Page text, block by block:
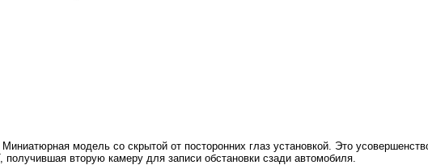
модель со скрытой от посторонних глаз установкой. Это
получившая вторую камеру для записи обстановки сзади автомобиля.